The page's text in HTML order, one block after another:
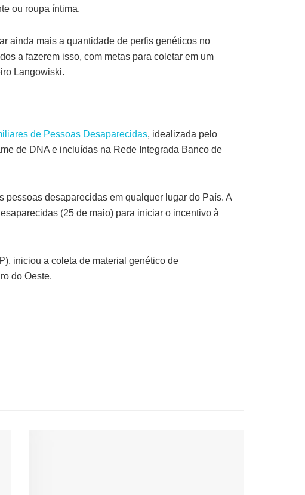
ou roupa íntima.
ainda mais a quantidade de perfis genéticos no
a fazerem isso, com metas para coletar em um
Langowiski.
de Pessoas Desaparecidas, idealizada pelo
de DNA e incluídas na Rede Integrada Banco de
desaparecidas em qualquer lugar do País. A
(25 de maio) para iniciar o incentivo à
iniciou a coleta de material genético de
do Oeste.